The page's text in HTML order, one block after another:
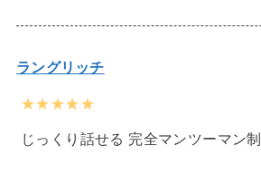
ラングリッチ
★★★★★
じっくり話せる 完全マンツーマン制